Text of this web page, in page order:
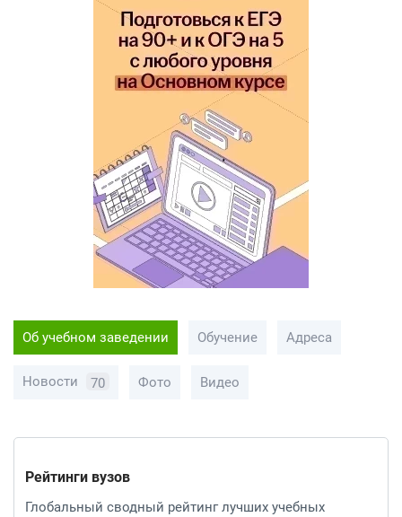
Об учебном заведении Обучение Адреса
Новости 70 Фото Видео
Рейтинги вузов
Глобальный сводный рейтинг лучших учебных